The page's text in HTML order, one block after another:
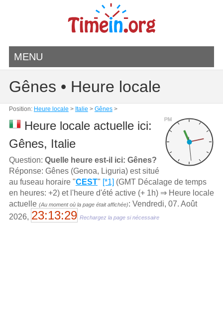
MENU
Gênes • Heure locale
Position: Heure locale > Italie > Gênes>
PM
Heure locale actuelle ici:
Gênes, Italie
Question: Quelle heure est-il ici: Gênes?
Réponse: Gênes (Genoa, Liguria) est situé
au fuseau horaire "CEST" [*1] (GMT Décalage de temps
en heures: +2) et l'heure d'été active (+ 1h) ⇒ Heure locale
actuelle (Au moment où la page était affichée): Vendredi, 07. Août
2026, 23:13:29 Rechargez la page si nécessaire